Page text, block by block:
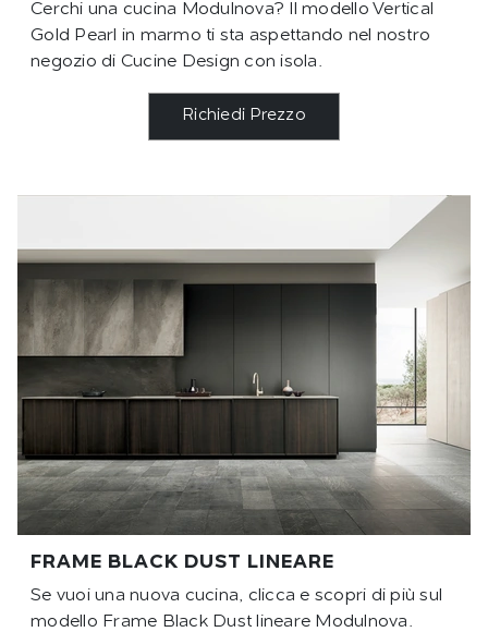
Cerchi una cucina Modulnova? Il modello Vertical
Gold Pearl in marmo ti sta aspettando nel nostro
negozio di Cucine Design con isola.
Richiedi Prezzo
FRAME BLACK DUST LINEARE
Se vuoi una nuova cucina, clicca e scopri di più sul
modello Frame Black Dust lineare Modulnova.